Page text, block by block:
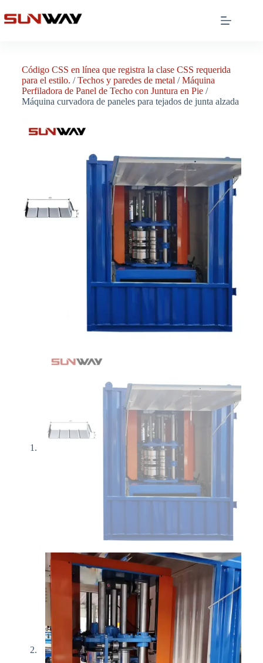
Código CSS en línea que registra la clase CSS requerida
para el estilo. /Techos y paredes de metal /Máquina
Perfiladora de Panel de Techo con Juntura en Pie/
Máquina curvadora de paneles para tejados de junta alzada